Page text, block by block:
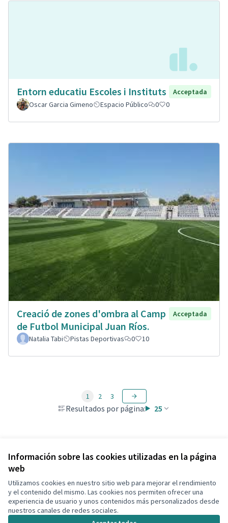
Información sobre las cookies utilizadas en la página
web
Utilizamos cookies en nuestro sitio web para mejorar el rendimiento
y el contenido del mismo. Las cookies nos permiten ofrecer una
experiencia de usuario y unos contenidos más personalizados desde
nuestros canales de redes sociales.
Entorn educatiu Escoles i Instituts
Acceptada
Oscar Garcia Gimeno
Espacio Público 0 0
Creació de zones d'ombra al Camp
de Futbol Municipal Juan Ríos.
Acceptada
Natalia Tabi Pistas Deportivas 0 10
Resultados por página: 25
1 2 3
Ver todas las propuestas retiradas
Términos y condiciones de uso
Configuración de cookies
Decidim Calafell en X
(Enlace externo)
Decidim Calafell en Facebook
Decidim Calafell en YouTube
Decidim Calafell en GitHub
(Enlace externo)